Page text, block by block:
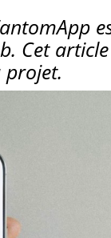
Cet
projet.